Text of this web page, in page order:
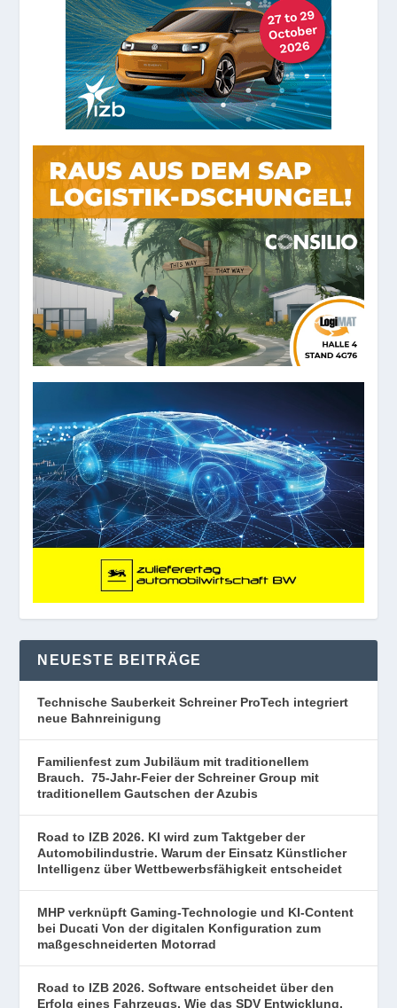
NEUESTE BEITRÄGE
Technische Sauberkeit Schreiner ProTech integriert
neue Bahnreinigung
Familienfest zum Jubiläum mit traditionellem
Brauch. 75-Jahr-Feier der Schreiner Group mit
traditionellem Gautschen der Azubis
Road to IZB 2026. KI wird zum Taktgeber der
Automobilindustrie. Warum der Einsatz Künstlicher
Intelligenz über Wettbewerbsfähigkeit entscheidet
MHP verknüpft Gaming-Technologie und KI-Content
bei Ducati Von der digitalen Konfiguration zum
maßgeschneiderten Motorrad
Road to IZB 2026. Software entscheidet über den
Erfolg eines Fahrzeugs. Wie das SDV Entwicklung,